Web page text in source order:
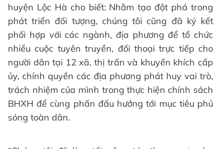
huyện Lộc Hà cho biết: Nhằm tạo đột phá trong
phát triển đối tượng, chúng tôi cũng đã ký kết
phối hợp với các ngành, địa phương để tổ chức
nhiều cuộc tuyên truyền, đối thoại trực tiếp cho
người dân tại 12 xã, thị trấn và khuyến khích cấp
ủy, chính quyền các địa phương phát huy vai trò,
trách nhiệm của mình trong thực hiện chính sách
BHXH để cùng phấn đấu hướng tới mục tiêu phủ
sóng toàn dân.